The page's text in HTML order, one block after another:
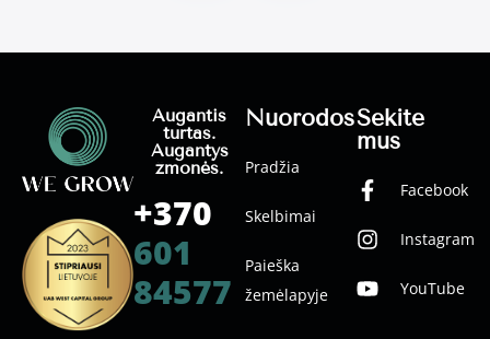
Nuorodos
Pradžia
Skelbimai
Paieška
žemėlapyje
Sekite
mus
Facebook
Instagram
YouTube
Augantis
turtas.
Augantys
žmonės.
+370
601
84577